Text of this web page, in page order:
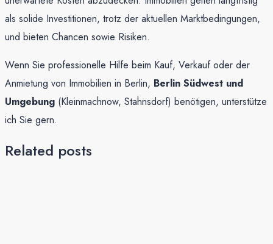
als solide Investitionen, trotz der aktuellen Marktbedingungen,
und bieten Chancen sowie Risiken.
Wenn Sie professionelle Hilfe beim Kauf, Verkauf oder der
Anmietung von Immobilien in Berlin, Berlin Südwest und
Umgebung (Kleinmachnow, Stahnsdorf) benötigen, unterstütze
ich Sie gern.
Related posts